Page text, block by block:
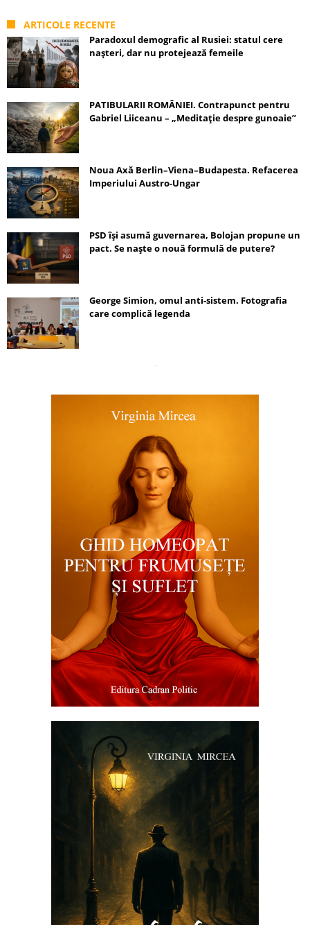
ARTICOLE RECENTE
Paradoxul demografic al Rusiei: statul cere
nașteri, dar nu protejează femeile
PATIBULARII ROMÂNIEI. Contrapunct pentru
Gabriel Liiceanu – „Meditație despre gunoaie”
Noua Axă Berlin–Viena–Budapesta. Refacerea
Imperiului Austro-Ungar
PSD își asumă guvernarea, Bolojan propune un
pact. Se naște o nouă formulă de putere?
George Simion, omul anti-sistem. Fotografia
care complică legenda